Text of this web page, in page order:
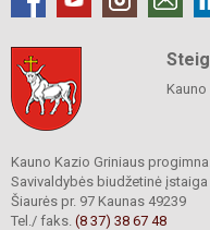
Kauno Kazio Griniaus
Savivaldybės biudžetinė įstaiga
Šiaurės pr. 97 Kaunas 49239
Tel./ faks. (8 37) 38 67 48